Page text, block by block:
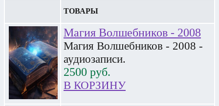
ТОВАРЫ
Магия Волшебников - 2008
Магия Волшебников - 2008 -
аудиозаписи.
2500 руб.
В КОРЗИНУ